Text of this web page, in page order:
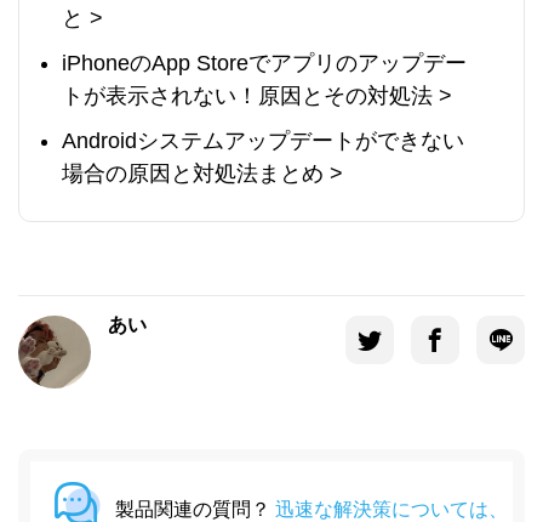
と >
iPhoneのApp Storeでアプリのアップデー
トが表示されない！原因とその対処法 >
Androidシステムアップデートができない
場合の原因と対処法まとめ >
あい
製品関連の質問？ 迅速な解決策については、